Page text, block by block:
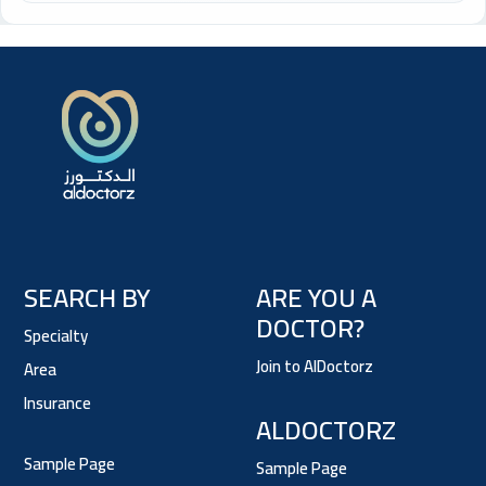
SEARCH BY
Specialty
Area
Insurance
Sample Page
ARE YOU A
DOCTOR?
Join to AlDoctorz
ALDOCTORZ
Sample Page